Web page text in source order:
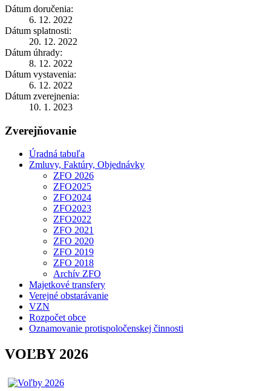
Dátum doručenia:
6. 12. 2022
Dátum splatnosti:
20. 12. 2022
Dátum úhrady:
8. 12. 2022
Dátum vystavenia:
6. 12. 2022
Dátum zverejnenia:
10. 1. 2023
Zverejňovanie
Úradná tabuľa
Zmluvy, Faktúry, Objednávky
ZFO 2026
ZFO2025
ZFO2024
ZFO2023
ZFO2022
ZFO 2021
ZFO 2020
ZFO 2019
ZFO 2018
Archív ZFO
Majetkové transfery
Verejné obstarávanie
VZN
Rozpočet obce
Oznamovanie protispoločenskej činnosti
VOĽBY 2026